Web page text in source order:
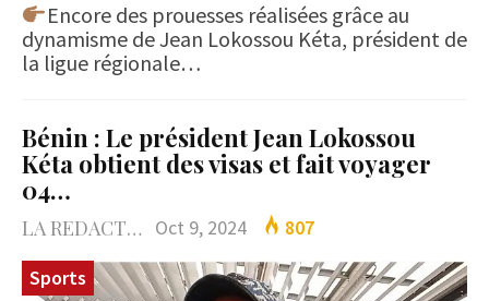
Encore des prouesses réalisées grâce au
dynamisme de Jean Lokossou Kéta, président de
la ligue régionale…
Bénin : Le président Jean Lokossou
Kéta obtient des visas et fait voyager
04…
LA REDACTION Oct 9, 2024
807
Sports